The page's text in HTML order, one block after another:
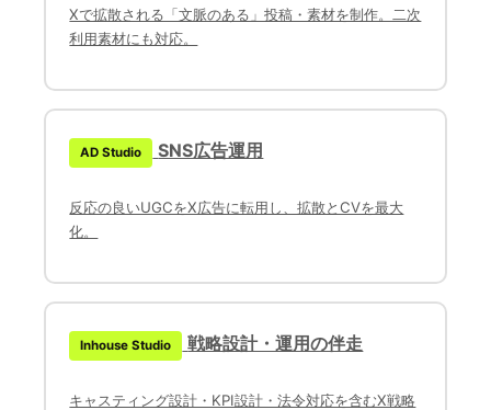
Xで拡散される「文脈のある」投稿・素材を制作。二次
利用素材にも対応。
AD Studio SNS広告運用
反応の良いUGCをX広告に転用し、拡散とCVを最大
化。
Inhouse Studio 戦略設計・運用の伴走
キャスティング設計・KPI設計・法令対応を含むX戦略